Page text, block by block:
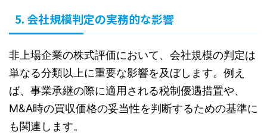
5. 会社規模判定の実務的な影響
非上場企業の株式評価において、会社規模の判定は
単なる分類以上に重要な影響を及ぼします。例え
ば、事業承継の際に適用される税制優遇措置や、
M&A時の買収価格の妥当性を判断するための基準に
も関連します。